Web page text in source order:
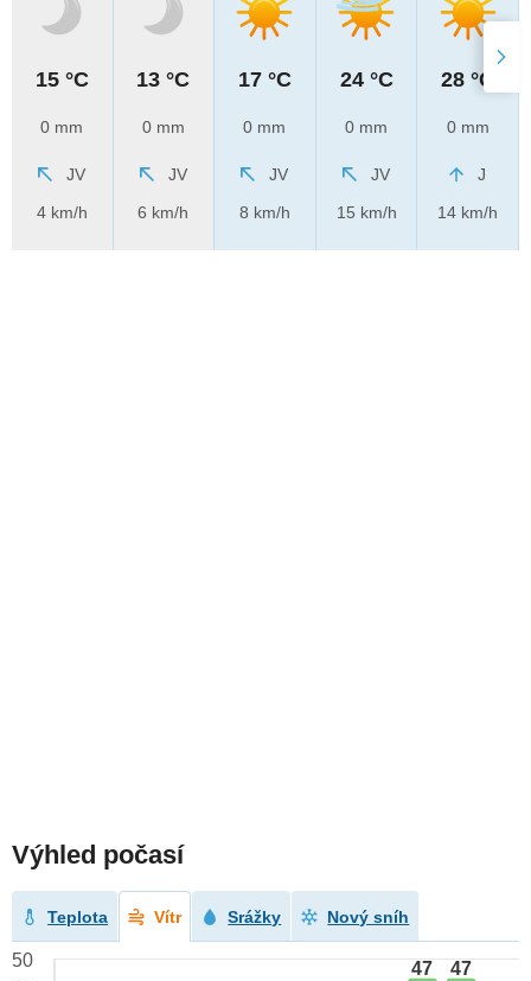
15 °C
0 mm
JV
4 km/h
13 °C
0 mm
JV
6 km/h
17 °C
0 mm
JV
8 km/h
24 °C
0 mm
JV
15 km/h
28 °C
0 mm
J
14 km/h
Výhled počasí
Teplota Vítr Srážky Nový sníh
47 47
50